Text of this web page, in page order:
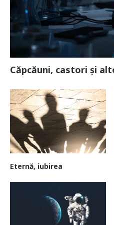
Căpcăuni, castori și
Eternă, iubirea